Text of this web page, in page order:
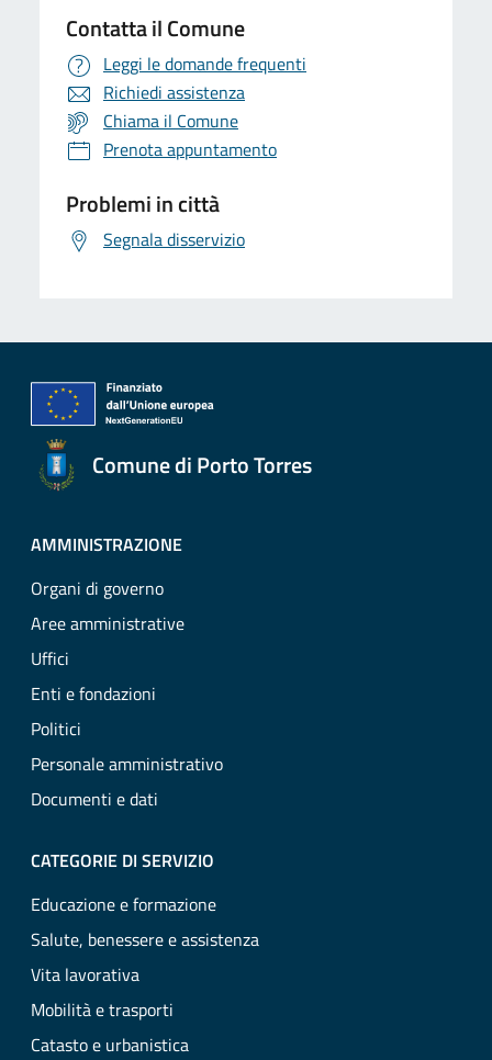
Contatta il Comune
Leggi le domande frequenti
Richiedi assistenza
Chiama il Comune
Prenota appuntamento
Problemi in città
Segnala disservizio
Comune di Porto Torres
AMMINISTRAZIONE
Organi di governo
Aree amministrative
Uffici
Enti e fondazioni
Politici
Personale amministrativo
Documenti e dati
CATEGORIE DI SERVIZIO
Educazione e formazione
Salute, benessere e assistenza
Vita lavorativa
Mobilità e trasporti
Catasto e urbanistica